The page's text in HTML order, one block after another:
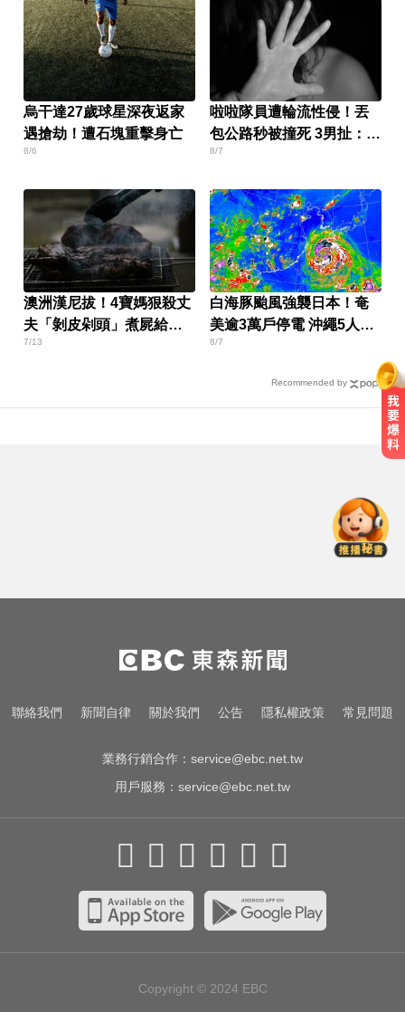
烏干達27歲球星深夜返家
遇搶劫！遭石塊重擊身亡
8/6
啦啦隊員遭輪流性侵！丟
包公路秒被撞死 3男扯：她
自願的
8/7
澳洲漢尼拔！4寶媽狠殺丈
夫「剝皮剁頭」煮屍給孩
吃
7/13
白海豚颱風強襲日本！奄
美逾3萬戶停電 沖繩5人受
傷
8/7
Recommended by
醫認定毒品意外
高雄恐怖車禍！電動車失控連撞13
車 車頭嚴重變形
隔夜菜藏致命危機？醫揭預防食物
聯絡我們 新聞自律 關於我們 公告 隱私權政策 常見問題
業務行銷合作： service@ebc.net.tw
用戶服務： service@ebc.net.tw
Copyright © 2024 EBC